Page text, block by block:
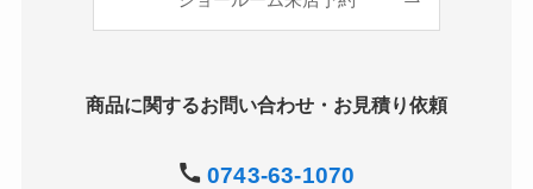
商品に関するお問い合わせ・お見積り依頼
0743-63-1070